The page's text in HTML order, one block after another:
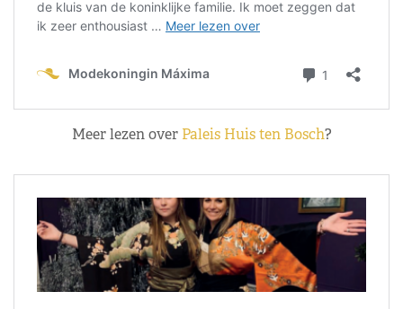
Meer lezen over Paleis Huis ten Bosch?